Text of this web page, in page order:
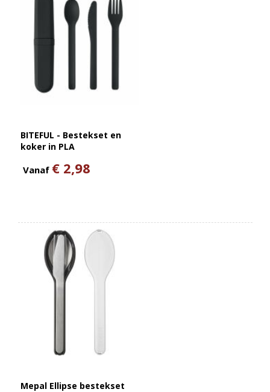
BITEFUL - Bestekset en
koker in PLA
Vanaf € 2,98
Mepal Ellipse bestekset